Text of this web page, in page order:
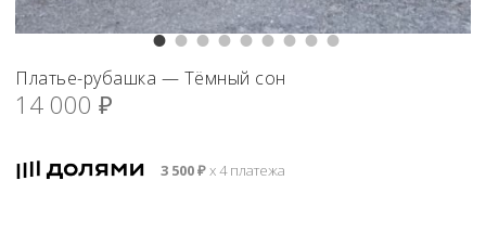
Платье-рубашка — Тёмный сон
14 000 ₽
3 500₽х 4 платежа